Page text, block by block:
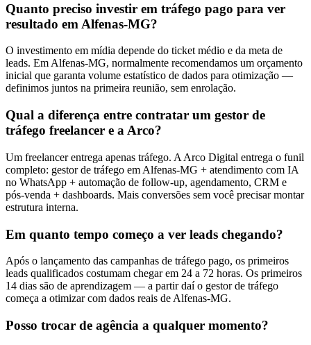
Quanto preciso investir em tráfego pago para ver
resultado em Alfenas-MG?
O investimento em mídia depende do ticket médio e da meta de
leads. Em Alfenas-MG, normalmente recomendamos um orçamento
inicial que garanta volume estatístico de dados para otimização —
definimos juntos na primeira reunião, sem enrolação.
Qual a diferença entre contratar um gestor de
tráfego freelancer e a Arco?
Um freelancer entrega apenas tráfego. A Arco Digital entrega o funil
completo: gestor de tráfego em Alfenas-MG + atendimento com IA
no WhatsApp + automação de follow-up, agendamento, CRM e
pós-venda + dashboards. Mais conversões sem você precisar montar
estrutura interna.
Em quanto tempo começo a ver leads chegando?
Após o lançamento das campanhas de tráfego pago, os primeiros
leads qualificados costumam chegar em 24 a 72 horas. Os primeiros
14 dias são de aprendizagem — a partir daí o gestor de tráfego
começa a otimizar com dados reais de Alfenas-MG.
Posso trocar de agência a qualquer momento?